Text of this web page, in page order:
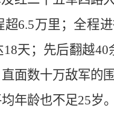
6.5万里；全程
天；先后翻越
面数十万敌军的
年龄也不足25岁